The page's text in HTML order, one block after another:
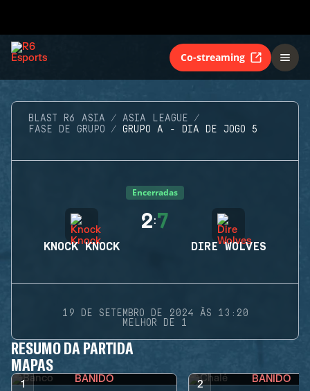
Co-streaming
BLAST R6 ASIA
ASIA LEAGUE
FASE DE GRUPO
GRUPO A - DIA DE JOGO 5
Encerradas
KNOCK KNOCK
2:7
DIRE WOLVES
19 DE SETEMBRO DE 2024 ÀS 13:20
MELHOR DE 1
RESUMO DA PARTIDA
MAPAS
1 BANIDO 2 BANIDO